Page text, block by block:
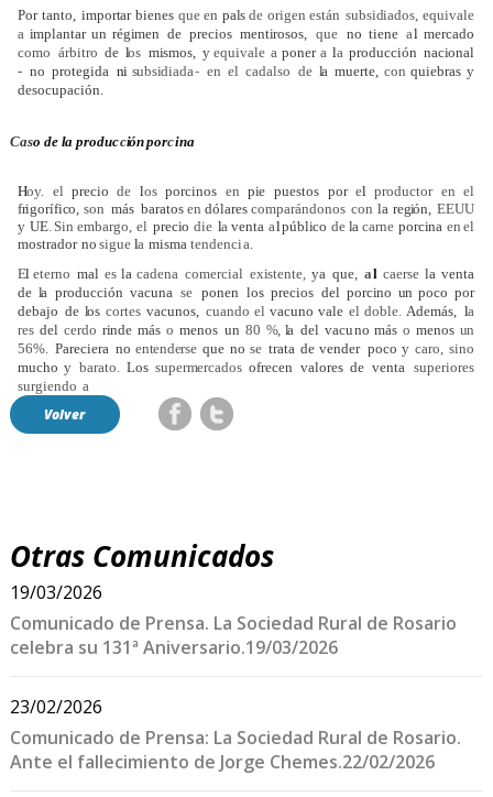
Por tanto, importar bienes que en pals de origen están subsidiados, equivale
a implantar un régimen de precios mentirosos, que no tiene al mercado
como árbitro de los mismos, yequivale a poner a la producción nacional
- no protegida ni subsidiada- en el cadalso de la muerte, con quiebras y
desocupación.
Caso de la producciónporcina
Hoy. el precio de los porcinos en pie puestos por el productor en el
frigorífico, son más baratos en dólares comparándonos con la región, EEUU
y UE Sin embargo, el precio die laventa alpúblico de la carne porcina en el
mostrador no sigue la misma tendencia.
El eterno mal es la cadena comercial existente, ya que, al caerse la venta
de la producción vacuna se ponen los precios del porcino un poco por
debajo de los cortes vacunos, cuando el vacuno vale el doble. Además, la
res del cerdo rinde más o menos un 80 %, la del vacuno más o menos un
56%. Pareciera no entenderse que no se trata de vender poco y caro, sino
mucho y barato. Los supermercados ofrecen valores de venta superiores
surgiendo a
Volver
Otras Comunicados
19/03/2026
Comunicado de Prensa. La Sociedad Rural de Rosario
celebra su 131ª Aniversario.19/03/2026
23/02/2026
Comunicado de Prensa: La Sociedad Rural de Rosario.
Ante el fallecimiento de Jorge Chemes.22/02/2026